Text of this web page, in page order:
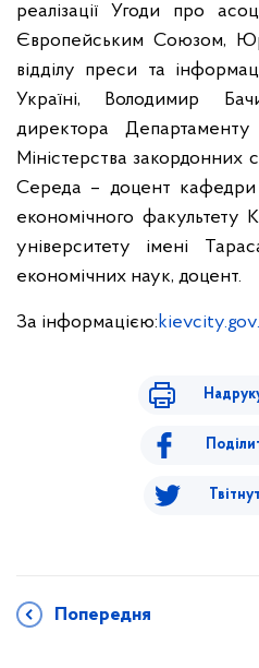
реалізації Угоди про
Європейським Союзом,
відділу преси та
Україні, Володимир
директора
Міністерства закордонних
Середа – доцент кафедри
економічного факультету
університету імені
економічних наук, доцент.
За інформацією:
Попередня